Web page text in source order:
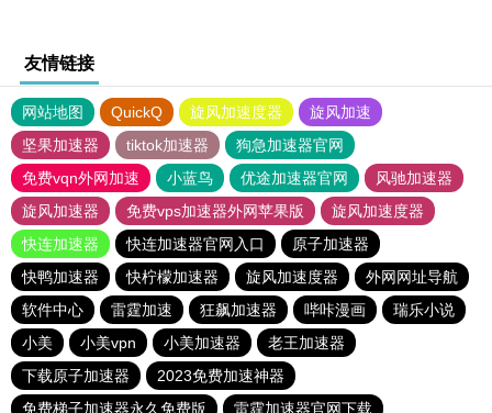
友情链接
网站地图 QuickQ 旋风加速度器
旋风加速
坚果加速器
tiktok加速器
狗急加速器官网
免费vqn外网加速
小蓝鸟 优途加速器官网
风驰加速器
旋风加速器
免费vps加速器外网苹果版
旋风加速度器
快连加速器
快连加速器官网入口
原子加速器
快鸭加速器
快柠檬加速器 旋风加速度器
外网网址导航
软件中心
雷霆加速 狂飙加速器 哔咔漫画
瑞乐小说
小美
小美vpn 小美加速器
老王加速器
下载原子加速器
2023免费加速神器
免费梯子加速器永久免费版
雷霆加速器官网下载